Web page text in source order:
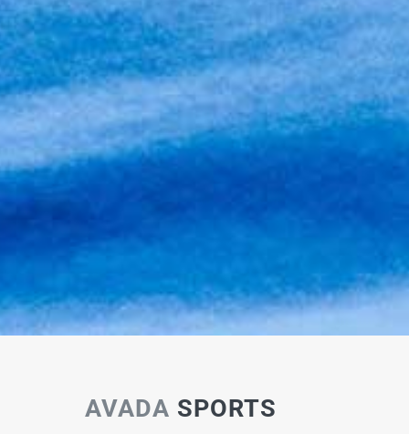
AVADA SPORTS